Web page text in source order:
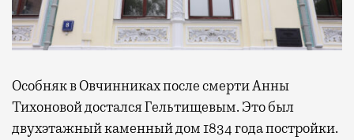
Особняк в Овчинниках после смерти Анны
Тихоновой достался Гельтищевым. Это был
двухэтажный каменный дом 1834 года постройки.